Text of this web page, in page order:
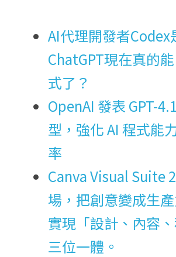
AI代理開發者Codex
ChatGPT現在真的
式了？
OpenAI 發表 GPT-
型，強化 AI 程式能
率
Canva Visual Suite
場，把創意變成生產
實現「設計、內容、
三位一體。